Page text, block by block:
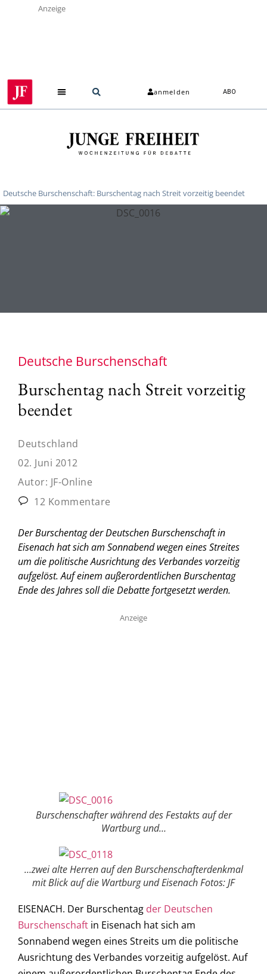
Anzeige
anmelden ABO
Deutsche Burschenschaft: Burschentag nach Streit vorzeitig beendet
Deutsche Burschenschaft
Burschentag nach Streit vorzeitig
beendet
Deutschland
02. Juni 2012
Autor: JF-Online
12 Kommentare
Der Burschentag der Deutschen Burschenschaft in
Eisenach hat sich am Sonnabend wegen eines Streites
um die politische Ausrichtung des Verbandes vorzeitig
aufgelöst. Auf einem außerordentlichen Burschentag
Ende des Jahres soll die Debatte fortgesetzt werden.
Anzeige
Burschenschafter während des Festakts auf der
Wartburg und…
…zwei alte Herren auf den Burschenschafterdenkmal
mit Blick auf die Wartburg und Eisenach Fotos: JF
EISENACH. Der Burschentag der Deutschen
Burschenschaft in Eisenach hat sich am
Sonnabend wegen eines Streits um die politische
Ausrichtung des Verbandes vorzeitig aufgelöst. Auf